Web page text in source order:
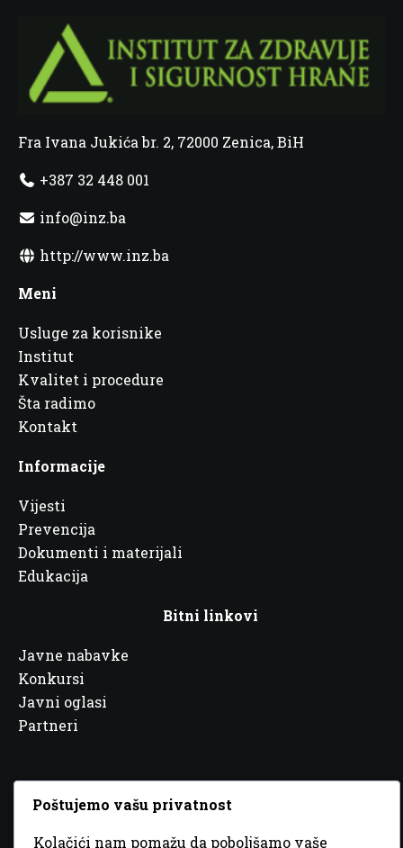
Fra Ivana Jukića br. 2, 72000 Zenica, BiH
+387 32 448 001
info@inz.ba
http://www.inz.ba
Meni
Usluge za korisnike
Institut
Kvalitet i procedure
Šta radimo
Kontakt
Informacije
Vijesti
Prevencija
Dokumenti i materijali
Edukacija
Bitni linkovi
Javne nabavke
Konkursi
Javni oglasi
Partneri
Poštujemo vašu privatnost
Kolačići nam pomažu da poboljšamo vaše